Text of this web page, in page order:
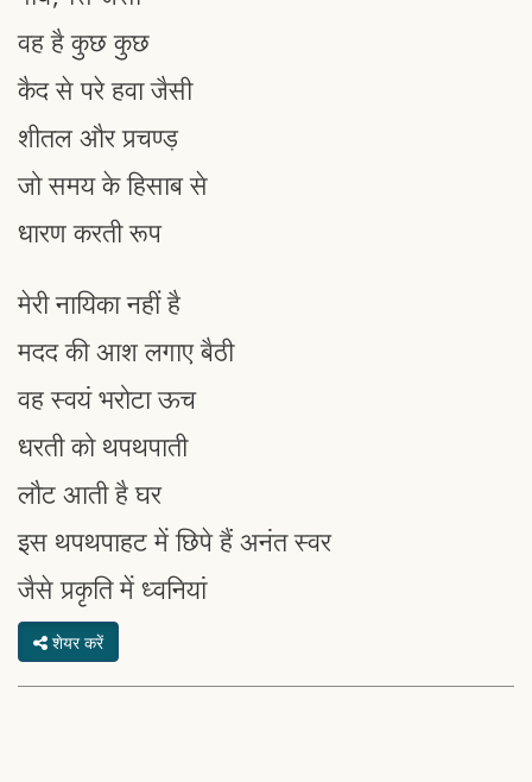
वह है कुछ कुछ
कैद से परे हवा जैसी
शीतल और प्रचण्ड़
जो समय के हिसाब से
धारण करती रूप
मेरी नायिका नहीं है
मदद की आश लगाए बैठी
वह स्वयं भरोटा ऊच
धरती को थपथपाती
लौट आती है घर
इस थपथपाहट में छिपे हैं अनंत स्वर
जैसे प्रकृति में ध्वनियां
शेयर करें